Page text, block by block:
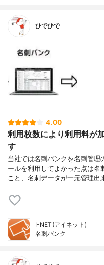
ひでひで
4.00
利用枚数により利用料が
す
当社では名刺バンクを名刺管理
ールを利用してよかった点は名
こと、名刺データが一元管理出
I-NET(アイネット)
名刺バンク